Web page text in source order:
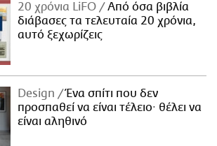
20 χρόνια LiFO
Από όσα βιβλία
διάβασες τα τελευταία 20 χρόνια,
αυτό ξεχωρίζεις
Design
Ένα σπίτι που δεν
προσπαθεί να είναι τέλειο· θέλει να
είναι αληθινό